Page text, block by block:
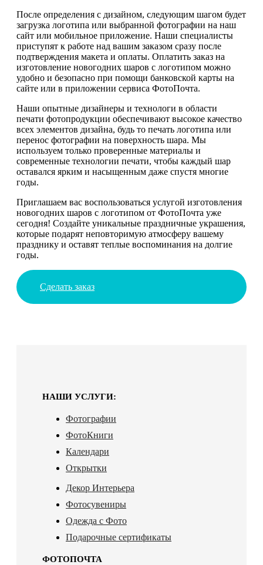
После определения с дизайном, следующим шагом будет
загрузка логотипа или выбранной фотографии на наш
сайт или мобильное приложение. Наши специалисты
приступят к работе над вашим заказом сразу после
подтверждения макета и оплаты. Оплатить заказ на
изготовление новогодних шаров с логотипом можно
удобно и безопасно при помощи банковской карты на
сайте или в приложении сервиса ФотоПочта.
Наши опытные дизайнеры и технологи в области
печати фотопродукции обеспечивают высокое качество
всех элементов дизайна, будь то печать логотипа или
перенос фотографии на поверхность шара. Мы
используем только проверенные материалы и
современные технологии печати, чтобы каждый шар
оставался ярким и насыщенным даже спустя многие
годы.
Приглашаем вас воспользоваться услугой изготовления
новогодних шаров с логотипом от ФотоПочта уже
сегодня! Создайте уникальные праздничные украшения,
которые подарят неповторимую атмосферу вашему
празднику и оставят теплые воспоминания на долгие
годы.
Сделать заказ
НАШИ УСЛУГИ:
Фотографии
ФотоКниги
Календари
Открытки
Декор Интерьера
Фотосувениры
Одежда с Фото
Подарочные сертификаты
ФОТОПОЧТА